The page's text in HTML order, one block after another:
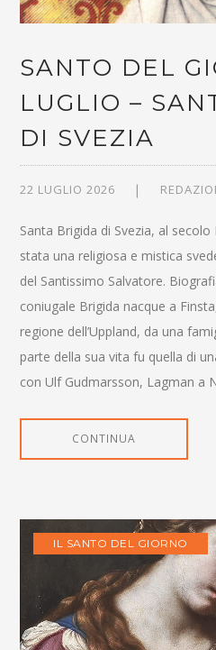
SANTO DEL
LUGLIO –
DI SVEZIA
22 LUGLIO 2026
Santa Brigida di Svezia, al
stata una religiosa e mistica
del Santissimo Salvatore.
coniugale Brigida nacque a
regione dell’Uppland, da una
parte della sua vita fu quella di
con Ulf Gudmarsson, Lagman a
CONTINUA
IL SANTO DEL GIORNO